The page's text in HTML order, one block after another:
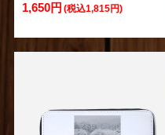
1,650円 (税込1,815円)